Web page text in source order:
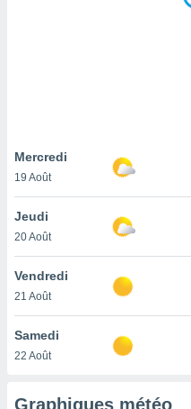
notre
que
et que
Mercredi
19 Août
Jeudi
20 Août
Vendredi
21 Août
Samedi
22 Août
Graphiques météo